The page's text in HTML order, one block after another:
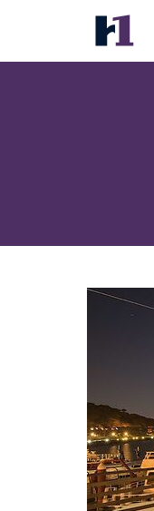
Waters
Árak